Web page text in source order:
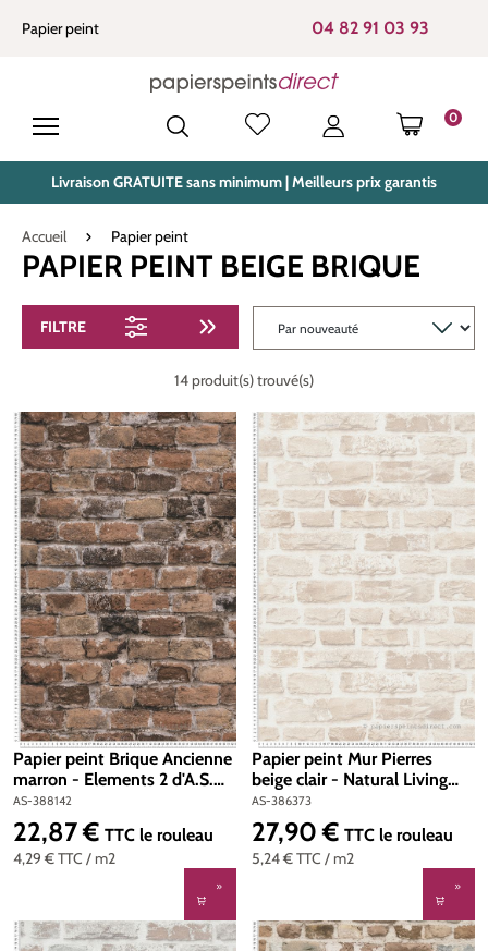
principal
Papier peint 04 82 91 03 93
0
LE
Livraison GRATUITE sans minimum | Meilleurs prix garantis
Accueil Papier peint
PAPIER PEINT BEIGE BRIQUE
FILTRE
14 produit(s) trouvé(s)
Papier peint Brique Ancienne
marron - Elements 2 d'A.S.
Création | Réf. AS-388142
AS-388142
4,29 €TTC / m2
Prix régulier :
22,87 € TTC le rouleau
Papier peint Mur Pierres
beige clair - Natural Living
d'A.S. Création | Réf. AS-
386373
AS-386373
5,24 €TTC / m2
Prix régulier :
27,90 € TTC le rouleau